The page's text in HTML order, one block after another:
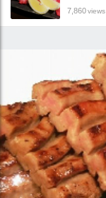
7,860views